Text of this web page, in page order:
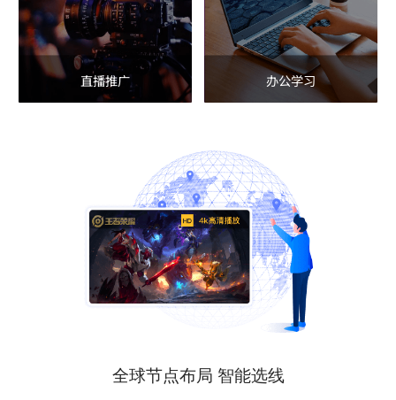
直播推广 办公学习
全球节点布局 智能选线